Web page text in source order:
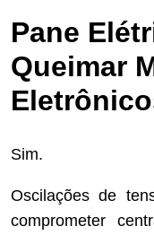
Pane
Queimar
Sim.
Oscilações de
comprometer